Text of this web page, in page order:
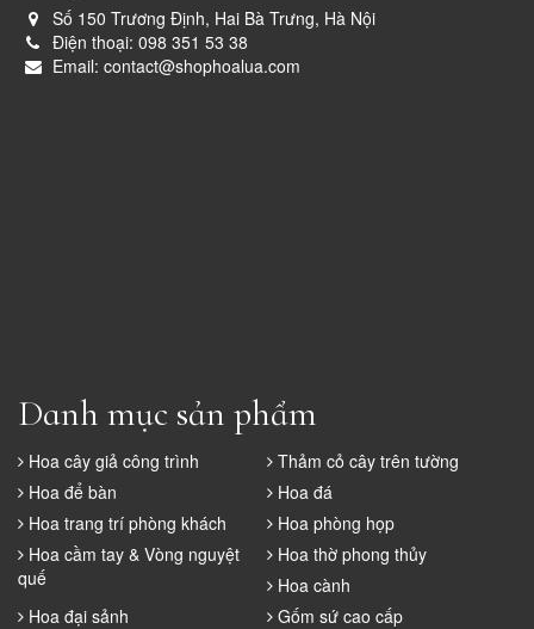
Số 150 Trương Định, Hai Bà Trưng, Hà Nội
Điện thoại: 098 351 53 38
Email: contact@shophoalua.com
Danh mục sản phẩm
Hoa cây giả công trình
Thảm cỏ cây trên tường
Hoa để bàn
Hoa đá
Hoa trang trí phòng khách
Hoa phòng họp
Hoa cầm tay & Vòng nguyệt
quế
Hoa thờ phong thủy
Hoa cành
Hoa đại sảnh
Gốm sứ cao cấp